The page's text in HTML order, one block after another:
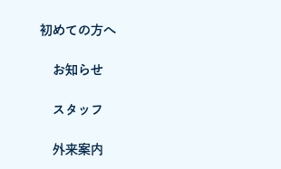
初めての方へ
お知らせ
スタッフ
外来案内